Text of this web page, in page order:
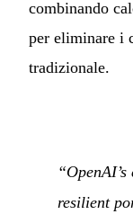
combinando
per eliminare i
tradizionale.
resilient